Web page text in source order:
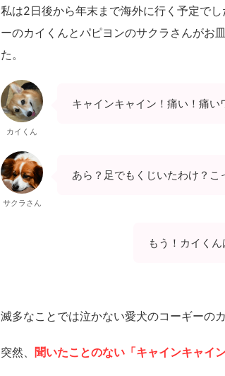
私は2日後から年末まで海外に行く予定で
ーのカイくんとパピヨンのサクラさんがお
た。
カイくん
キャインキャイン！痛い！痛い
サクラさん
あら？足でもくじいたわけ？こ
もう！カイく
滅多なことでは泣かない愛犬のコーギーのカ
突然、 聞いたことのない「キャインキャイ